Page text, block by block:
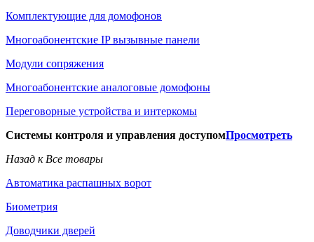
Комплектующие для домофонов
Многоабонентские IP вызывные панели
Модули сопряжения
Многоабонентские аналоговые домофоны
Переговорные устройства и интеркомы
Системы контроля и управления доступомПросмотреть
Назад к Все товары
Автоматика распашных ворот
Биометрия
Доводчики дверей